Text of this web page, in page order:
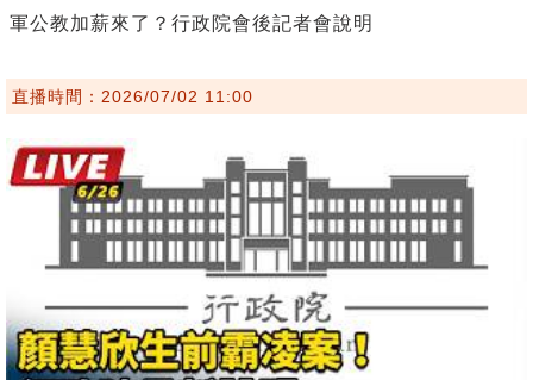
軍公教加薪來了？行政院會後記者會說明
直播時間：2026/07/02 11:00